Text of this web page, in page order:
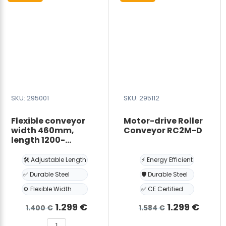
SKU: 295001
Flexible conveyor
width 460mm,
length 1200-
4800mm, height
600-1000mm
🛠️ Adjustable Length
✅ Durable Steel
⚙️ Flexible Width
1.400€ Det
ursprungliga
1.299 €Det
SKU: 295112
Motor-drive Roller
Conveyor RC2M-D
⚡ Energy Efficient
🛡️ Durable Steel
✅ CE Certified
1.584€ Det
1.299 €Det